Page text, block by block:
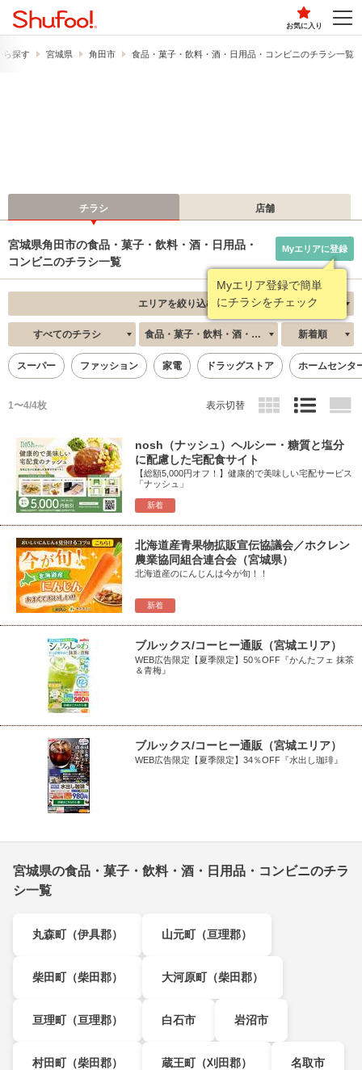
お気に入り
ら探す 宮城県 角田市 食品・菓子・飲料・酒・日用品・コンビニのチラシ一覧
チラシ 店舗
宮城県角田市の食品・菓子・飲料・酒・日用品・
コンビニのチラシ一覧
Myエリア登録で簡単
にチラシをチェック
Myエリアに登録
エリアを絞り込む
すべてのチラシ 食品・菓子・飲料・酒・日用品・コンビニ 新着順
スーパー ファッション 家電 ドラッグストア ホームセンタ
1〜4/4枚 表示切替
新着
nosh（ナッシュ）ヘルシー・糖質と塩分
に配慮した宅配食サイト
【総額5,000円オフ！】健康的で美味しい宅配サービス
「ナッシュ」
新着
北海道産青果物拡販宣伝協議会／ホクレン
農業協同組合連合会（宮城県）
北海道産のにんじんは今が旬！！
ブルックス/コーヒー通販（宮城エリア）
WEB広告限定【夏季限定】50％OFF『かんたフェ 抹茶
＆青梅』
ブルックス/コーヒー通販（宮城エリア）
WEB広告限定【夏季限定】34％OFF『水出し珈琲』
宮城県の食品・菓子・飲料・酒・日用品・コンビニのチラ
シ一覧
丸森町（伊具郡） 山元町（亘理郡）
柴田町（柴田郡） 大河原町（柴田郡）
亘理町（亘理郡） 白石市 岩沼市
村田町（柴田郡） 蔵王町（刈田郡） 名取市